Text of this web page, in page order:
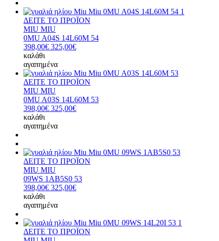
ΔΕΙΤΕ ΤΟ ΠΡΟΪΟΝ
MIU MIU
0MU A04S 14L60M 54
398,00€ 325,00€
καλάθι
αγαπημένα
ΔΕΙΤΕ ΤΟ ΠΡΟΪΟΝ
MIU MIU
0MU A03S 14L60M 53
398,00€ 325,00€
καλάθι
αγαπημένα
ΔΕΙΤΕ ΤΟ ΠΡΟΪΟΝ
MIU MIU
09WS 1AB5S0 53
398,00€ 325,00€
καλάθι
αγαπημένα
ΔΕΙΤΕ ΤΟ ΠΡΟΪΟΝ